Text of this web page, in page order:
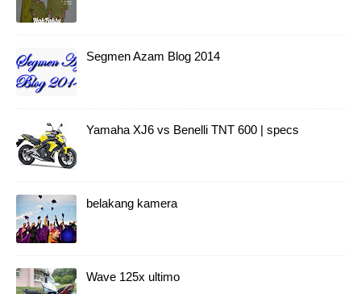
Segmen Azam Blog 2014
Yamaha XJ6 vs Benelli TNT 600 | specs
belakang kamera
Wave 125x ultimo